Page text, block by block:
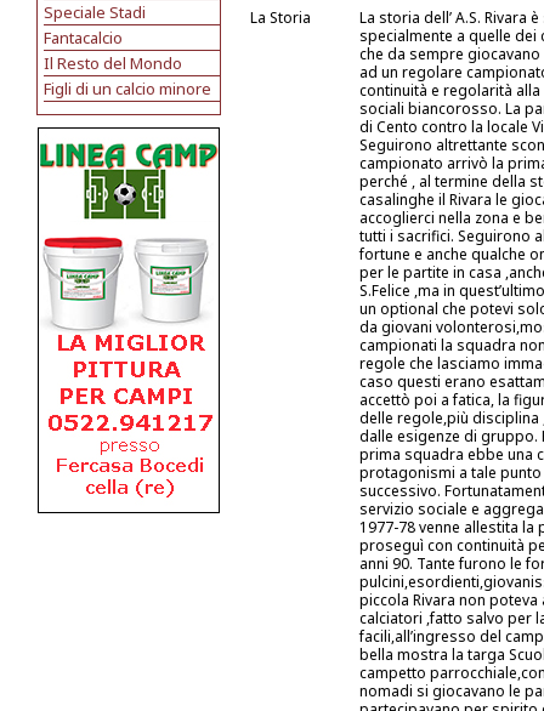
Speciale Stadi
Fantacalcio
Il Resto del Mondo
Figli di un calcio minore
La Storia
La storia dell’ A.S. Rivara
specialmente a quelle dei
che da sempre
ad un regolare
continuità e regolarità
sociali biancorosso. La
di Cento contro la locale
Seguirono altrettante
campionato arrivò la
perché , al termine della
casalinghe il Rivara le
accoglierci nella zona e
tutti i sacrifici. Seguirono
fortune e anche qualche
per le partite in casa
S.Felice ,ma in
un optional che potevi
da giovani
campionati la squadra
regole che lasciamo
caso questi erano
accettò poi a fatica, la
delle regole,più disciplina
dalle esigenze di gruppo.
prima squadra ebbe una
protagonismi a tale
successivo.
servizio sociale e
1977-78 venne allestita
proseguì con continuità
anni 90. Tante furono le
piccola Rivara non
calciatori ,fatto salvo per
facili,all’ingresso del
bella mostra la targa
campetto
nomadi si giocavano le